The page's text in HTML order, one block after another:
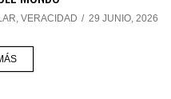
, VERACIDAD / 29 JUNIO, 2026